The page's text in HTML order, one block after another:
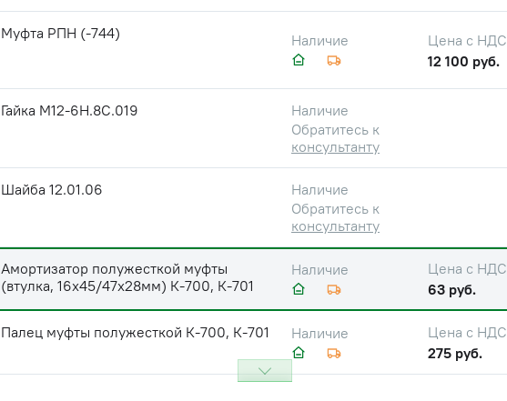
Муфта РПН (-744) Наличие
Цена с НДС
12 100 руб.
Гайка М12-6Н.8С.019
Наличие
Обратитесь к
консультанту
Шайба 12.01.06
Наличие
Обратитесь к
консультанту
Амортизатор полужесткой муфты
(втулка, 16х45/47х28мм) К-700, К-701
Наличие
Цена с НДС
63 руб.
Палец муфты полужесткой К-700, К-701 Наличие
Цена с НДС
275 руб.